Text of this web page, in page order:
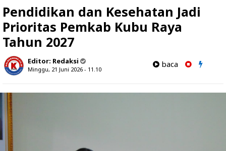
Pendidikan dan Kesehatan Jadi
Prioritas Pemkab Kubu Raya
Tahun 2027
Editor: Redaksi
Minggu, 21 Juni 2026 - 11.10
baca